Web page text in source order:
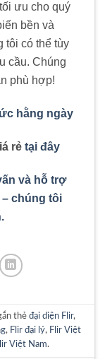
ưu cho quý
bền và
tôi có thể tùy
cầu. Chúng
phù hợp!
hằng ngày
rẻ tại đây
và hỗ trợ
– chúng tôi
thẻ đại diện Flir,
, Flir đại lý, Flir Việt
Việt Nam.